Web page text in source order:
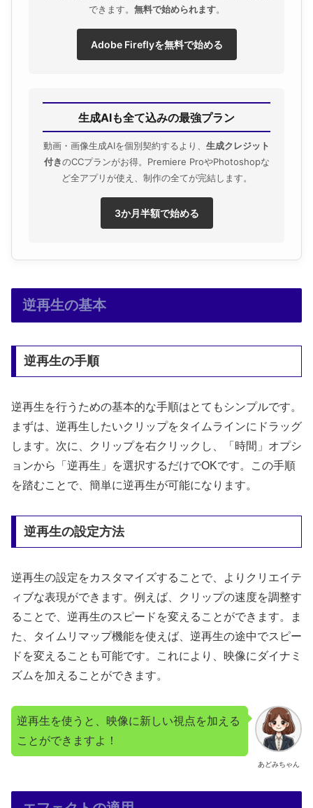
できます。 無料で始められます。
Adobe Fireflyを無料で始める
生成AIも全て込みの最強プラン
動画・画像生成AIを個別契約するより、 生成クレジット
付きのCCプランがお得。Premiere ProやPhotoshopな
ど全アプリが使え、制作の全てが完結します。
3か月半額で始める
逆再生の基本
逆再生の手順
逆再生を行うための基本的な手順はとてもシンプルです。
まずは、逆再生したいクリップをタイムラインにドラッグ
します。次に、クリップを右クリックし、「時間」オプシ
ョンから「逆再生」を選択するだけでOKです。この手順
を踏むことで、簡単に逆再生が可能になります。
逆再生の設定方法
逆再生の設定をカスタマイズすることで、よりクリエイテ
ィブな表現ができます。例えば、クリップの速度を調整す
ることで、逆再生のスピードを変えることができます。ま
た、タイムリマップ機能を使えば、逆再生の途中でスピー
ドを変えることも可能です。これにより、映像にダイナミ
ズムを加えることができます。
あどみちゃん
逆再生を使うと、映像に新しい視点を加える
ことができますよ！